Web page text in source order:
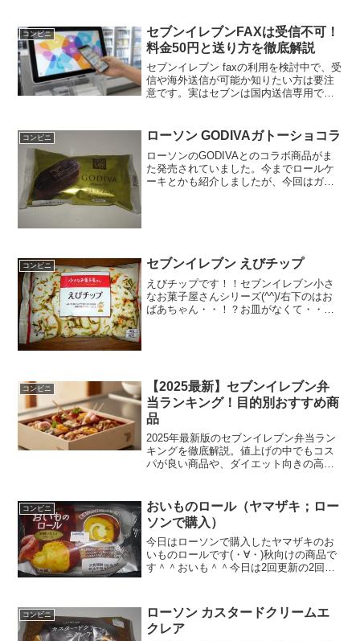
コンビニ
セブンイレブンFAXは受信不可！
料金50円と送り方を徹底解説
セブンイレブン faxの利用を検討中で、受
信や海外送信が可能か知りたい方は要注
意です。実はセブンは国内送信専用で、
ンイレブン faxの料金や、スマホデータの
送信手順、忘れがちなレポート設定まで
徹底解説します。
コンビニ ローソン GODIVAガトーショコラ
ローソンのGODIVAとのコラボ商品がま
た発売されていました。今までロールケ
ーキとかも紹介しましたが、今回はガト
コンビニ セブンイレブン えびチップ
えびチップです！！セブンイレブン小さ
なお菓子屋さんシリーズ(^^)/右下のはお
ばあちゃん・・！？お皿がなくて・・・
コンビニ
【2025最新】セブンイレブン弁
当ランキング！目的別おすすめ商
品
2025年最新版のセブンイレブン弁当ラン
キングを徹底解説。値上げの中でもコス
パが良い商品や、ダイエット向きの高タ
今の気分に合うセブンイレブン弁当ラン
キングの活用法を知って、毎日のランチ
選びをもっと楽しくお得にしましょう。
コンビニ
おいものロール（ヤマザキ；ロー
ソンで購入）
今日はローソンで購入したヤマザキのお
いものロールです(・∀・)秋向けの商品で
す＾＾おいも＾＾今日は2回更新の2回目
いうことで、生地にもお芋が入っている
のと、お芋のクリー...
コンビニ
ローソン カスタードクリームエ
クレア